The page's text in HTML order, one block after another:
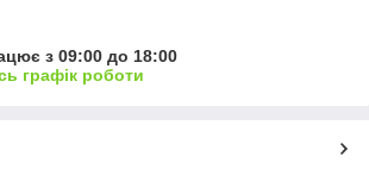
з 09:00 до 18:00
графік роботи